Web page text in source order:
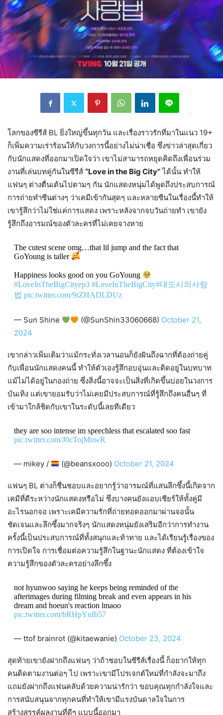
โลกของซีรีส์ BL ยิ่งใหญ่ขึ้นทุกวัน และเรื่องราวรักที่มาในแนว 19+
ก็เพิ่มความเร่าร้อนให้กับวงการนี้อย่างไม่น่าเชื่อ ซึ่งข่าวล่าสุดเกี่ยว
กับนักแสดงที่ออกมาเปิดใจว่า เขาไม่สามารถหยุดคิดถึงเพื่อนร่วม
งานที่เล่นบทคู่กันในซีรีส์ “Love in the Big City”ได้นั้น ทำให้
แฟนๆ ต่างตื่นเต้นไปตามๆ กัน นักแสดงหนุ่มได้พูดถึงประสบการณ์
การถ่ายทำซีนต่างๆ ว่าเคมีเข้ากันสุดๆ และหลายซีนในเรื่องนี้ทำให้
เขารู้สึกว่าไม่ใช่แค่การแสดง เพราะหลังจากจบวันถ่ายทำ เขายัง
รู้สึกถึงอารมณ์ของตัวละครที่ไม่เคยจางหาย
The cutest scene omg…that lil jump and the fact that
GoYoung is taller
Happiness looks good on you GoYoung
#LoveInTheBigCityep3 #LoveInTheBigCity#대도시의사랑
법 pic.twitter.com/9rZHADLDUz
— Sun Shine (@SunShin33060668) October 21,
2024
เขากล่าวเพิ่มเติมว่าแม้กระทั่งเวลานอนก็ยังฝันถึงฉากที่ต้องถ่ายคู่
กับเพื่อนนักแสดงคนนี้ ทำให้ตัวเองรู้สึกอบอุ่นและติดอยู่ในบทบาท
แม้ไม่ได้อยู่ในกองถ่าย ซึ่งสิ่งนี้อาจจะเป็นสิ่งที่เกิดขึ้นบ่อยในวงการ
บันเทิง แต่เขายอมรับว่าไม่เคยมีประสบการณ์ที่รู้สึกถึงคนอื่นๆ ที่
เข้ามาใกล้ชิดกับเขาในระดับนี้เลยทีเดียว
they are soo intense im speechless that escalated soo fast
pic.twitter.com/J0cTojMnwR
— mikey / (@beansxooo) October 21, 2024
แฟนๆ BL ต่างก็ชื่นชอบและอยากรู้ว่าอารมณ์ที่แสนลึกซึ้งนี้เกิดจาก
เคมีที่ดีระหว่างนักแสดงหรือไม่ ซึ่งบางคนยังแอบเชียร์ให้ทั้งคู่มี
อะไรนอกจอ เพราะเคมีความรักที่ถ่ายทอดออกมาผ่านจอนั้น
ชัดเจนและลึกซึ้งมากจริงๆ นักแสดงหนุ่มยังเสริมอีกว่าการทำงาน
ครั้งนี้เป็นประสบการณ์ที่ทั้งสนุกและท้าทาย และได้เรียนรู้เรื่องของ
การเปิดใจ การเชื่อมต่อความรู้สึกในฐานะนักแสดง ที่ต้องเข้าใจ
ความรู้สึกของตัวละครอย่างลึกซึ้ง
not hyunwoo saying he keeps being reminded of the
afterimages during filming break and even appears in his
dream and hoeun's reaction lmaoo
pic.twitter.com/bRHpYnIb57
— ttof brainrot (@kitaewanie) October 23, 2024
สุดท้ายเขายังฝากถึงแฟนๆ ว่าถ้าชอบในซีรีส์เรื่องนี้ ก็อยากให้ทุก
คนติดตามงานต่อๆ ไป เพราะเขามีโปรเจกต์ใหม่ที่กำลังจะมาถึง
แถมยังฝากถึงแฟนคลับด้วยความน่ารักว่า ขอบคุณทุกกำลังใจและ
การสนับสนุนจากทุกคนที่ทำให้เขามีแรงบันดาลใจในการ
สร้างสรรค์ผลงานที่ดีๆ แบบนี้ออกมา